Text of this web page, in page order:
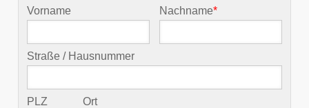
Vorname Nachname*
Straße / Hausnummer
PLZ Ort